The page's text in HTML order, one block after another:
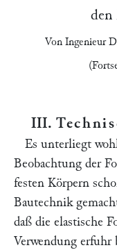
den
Von Ingenieur
III.
Es unterliegt
Beobachtung der
festen Körpern
Bautechnik
daß die elastische
Verwendung erfuhr